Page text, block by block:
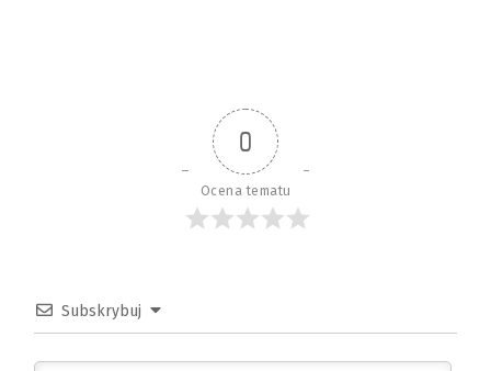
0
Ocena tematu
Subskrybuj